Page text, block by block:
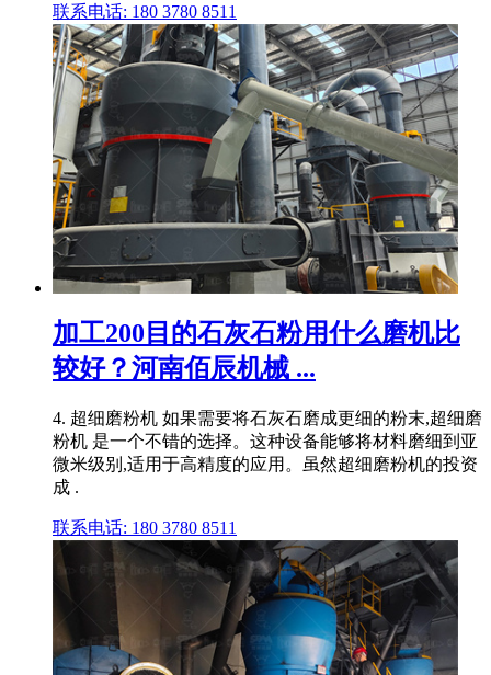
联系电话: 180 3780 8511
加工200目的石灰石粉用什么磨机比
较好？河南佰辰机械 ...
4. 超细磨粉机 如果需要将石灰石磨成更细的粉末,超细磨
粉机 是一个不错的选择。这种设备能够将材料磨细到亚
微米级别,适用于高精度的应用。虽然超细磨粉机的投资
成 .
联系电话: 180 3780 8511